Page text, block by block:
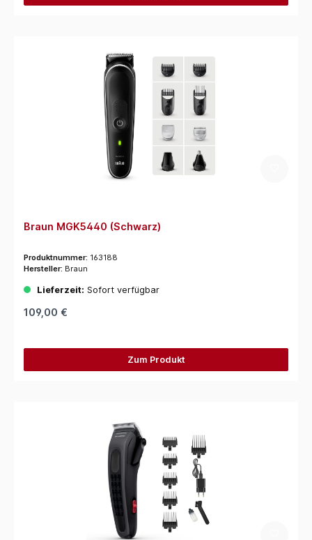
Braun MGK5440 (Schwarz)
Produktnummer: 163188
Hersteller: Braun
Lieferzeit: Sofort verfügbar
109,00 €
Zum Produkt